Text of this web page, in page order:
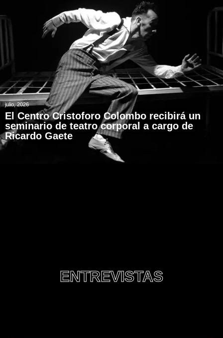
julio, 2026
El Centro Cristoforo Colombo recibirá un
seminario de teatro corporal a cargo de
Ricardo Gaete
ENTREVISTAS